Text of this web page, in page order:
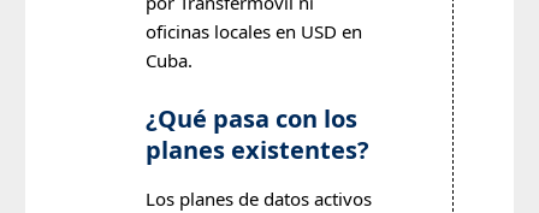
oficinas locales en USD en
Cuba.
¿Qué pasa con los
planes existentes?
Los planes de datos activos